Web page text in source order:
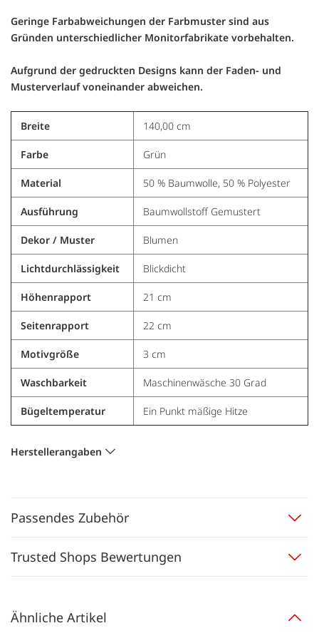
Geringe Farbabweichungen der Farbmuster sind aus
Gründen unterschiedlicher Monitorfabrikate vorbehalten.
Aufgrund der gedruckten Designs kann der Faden- und
Musterverlauf voneinander abweichen.
Breite 140,00 cm
Farbe Grün
Material 50 % Baumwolle, 50 % Polyester
Ausführung Baumwollstoff Gemustert
Dekor / Muster Blumen
Lichtdurchlässigkeit Blickdicht
Höhenrapport 21 cm
Seitenrapport 22 cm
Motivgröße 3 cm
Waschbarkeit Maschinenwäsche 30 Grad
Bügeltemperatur Ein Punkt mäßige Hitze
Herstellerangaben
Passendes Zubehör
Trusted Shops Bewertungen
Ähnliche Artikel